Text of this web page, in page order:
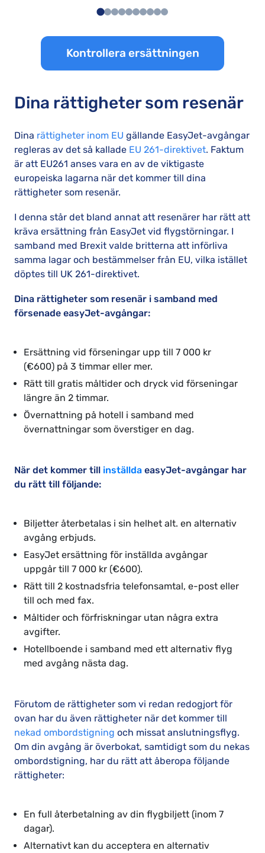
Kontrollera ersättningen
Dina rättigheter som resenär
Dina rättigheter inom EU gällande EasyJet-avgångar
regleras av det så kallade EU 261-direktivet. Faktum
är att EU261 anses vara en av de viktigaste
europeiska lagarna när det kommer till dina
rättigheter som resenär.
I denna står det bland annat att resenärer har rätt att
kräva ersättning från EasyJet vid flygstörningar. I
samband med Brexit valde britterna att införliva
samma lagar och bestämmelser från EU, vilka istället
döptes till UK 261-direktivet.
Dina rättigheter som resenär i samband med
försenade easyJet-avgångar:
Ersättning vid förseningar upp till 7 000 kr
(€600) på 3 timmar eller mer.
Rätt till gratis måltider och dryck vid förseningar
längre än 2 timmar.
Övernattning på hotell i samband med
övernattningar som överstiger en dag.
När det kommer till inställda easyJet-avgångar har
du rätt till följande:
Biljetter återbetalas i sin helhet alt. en alternativ
avgång erbjuds.
EasyJet ersättning för inställda avgångar
uppgår till 7 000 kr (€600).
Rätt till 2 kostnadsfria telefonsamtal, e-post eller
till och med fax.
Måltider och förfriskningar utan några extra
avgifter.
Hotellboende i samband med ett alternativ flyg
med avgång nästa dag.
Förutom de rättigheter som vi redan redogjort för
ovan har du även rättigheter när det kommer till
nekad ombordstigning och missat anslutningsflyg.
Om din avgång är överbokat, samtidigt som du nekas
ombordstigning, har du rätt att åberopa följande
rättigheter:
En full återbetalning av din flygbiljett (inom 7
dagar).
Alternativt kan du acceptera en alternativ